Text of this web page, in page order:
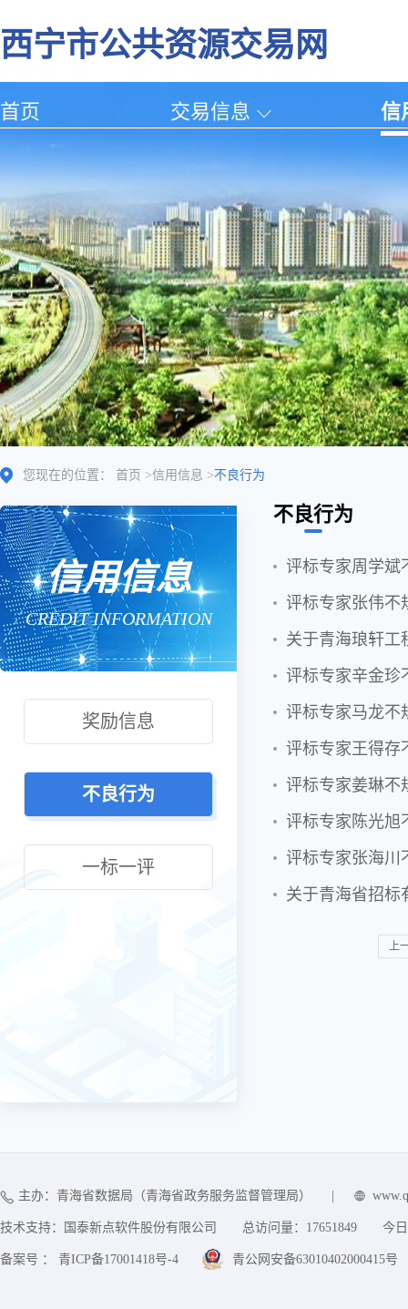
西宁市公共资源交易网
首页 交易信息 信
您现在的位置： 首页 >信用信息 >不良行为
信用信息
CREDIT INFORMATION
奖励信息
不良行为
一标一评
不良行为
评标专家周学斌
评标专家张伟不
关于青海琅轩工
评标专家辛金珍
评标专家马龙不
评标专家王得存
评标专家姜琳不
评标专家陈光旭
评标专家张海川
关于青海省招标
上
主办：青海省数据局（青海省政务服务监督管理局）
技术支持：国泰新点软件股份有限公司 总访问量： 17651849 今
备案号 ： 青ICP备17001418号-4 青公网安备63010402000415号